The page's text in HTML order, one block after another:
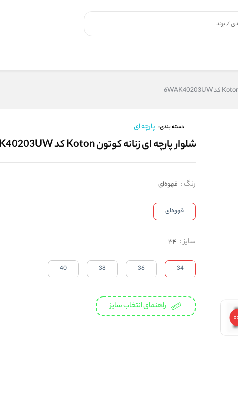
دسته بندی: پارچه ای
شلوار پارچه ای زنانه کوتون Koton کد 6WAK40203UW
رنگ: قهوه‌ای
قهوه‌ای
سایز:
34
34
36
38
40
راهنمای انتخاب سایز